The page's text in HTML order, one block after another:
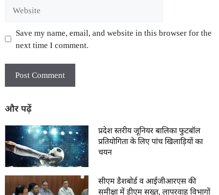
Save my name, email, and website in this browser for the
next time I comment.
और पढ़ें
प्रदेश स्तरीय जूनियर बालिका फुटबॉल
प्रतियोगिता के लिए पांच खिलाड़ियों का
चयन
सीएम डैशबोर्ड व आईजीआरएस की
समीक्षा में डीएम सख्त, लापरवाह विभागों